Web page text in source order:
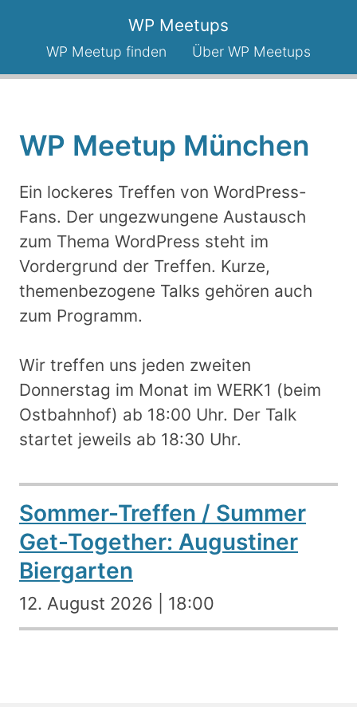
content
WP Meetups
WP Meetup finden Über WP Meetups
WP Meetup München
Ein lockeres Treffen von WordPress-
Fans. Der ungezwungene Austausch
zum Thema WordPress steht im
Vordergrund der Treffen. Kurze,
themenbezogene Talks gehören auch
zum Programm.
Wir treffen uns jeden zweiten
Donnerstag im Monat im WERK1 (beim
Ostbahnhof) ab 18:00 Uhr. Der Talk
startet jeweils ab 18:30 Uhr.
Sommer-Treffen / Summer
Get-Together: Augustiner
Biergarten
12. August 2026 | 18:00